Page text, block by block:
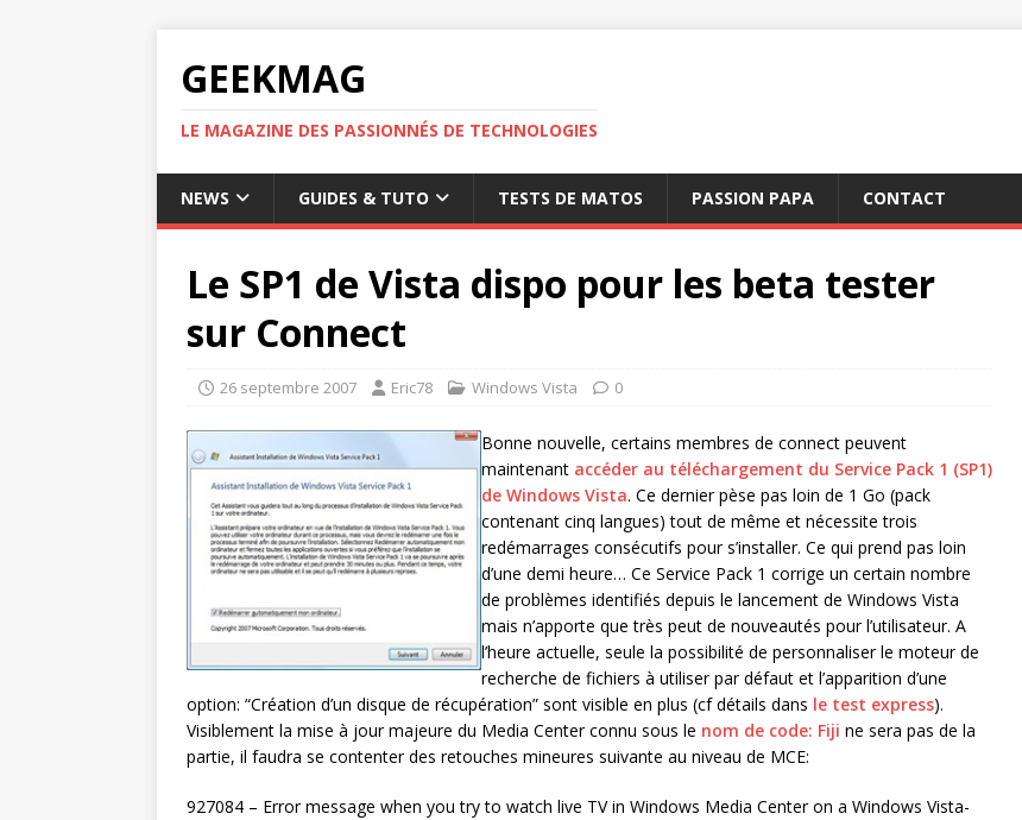
GEEKMAG
LE MAGAZINE DES PASSIONNÉS DE TECHNOLOGIES
NEWS GUIDES & TUTO TESTS DE MATOS PASSION PAPA CONTACT
Le SP1 de Vista dispo pour les beta tester
sur Connect
26 septembre 2007 Eric78 Windows Vista 0
Bonne nouvelle, certains membres de connect peuvent
maintenant accéder au téléchargement du Service Pack 1 (SP1)
de Windows Vista. Ce dernier pèse pas loin de 1 Go (pack
contenant cinq langues) tout de même et nécessite trois
redémarrages consécutifs pour s’installer. Ce qui prend pas loin
d’une demi heure… Ce Service Pack 1 corrige un certain nombre
de problèmes identifiés depuis le lancement de Windows Vista
mais n’apporte que très peut de nouveautés pour l’utilisateur. A
l’heure actuelle, seule la possibilité de personnaliser le moteur de
recherche de fichiers à utiliser par défaut et l’apparition d’une
option: “Création d’un disque de récupération” sont visible en plus (cf détails dans le test express).
Visiblement la mise à jour majeure du Media Center connu sous le nom de code: Fiji ne sera pas de la
partie, il faudra se contenter des retouches mineures suivante au niveau de MCE:
927084 – Error message when you try to watch live TV in Windows Media Center on a Windows Vista-